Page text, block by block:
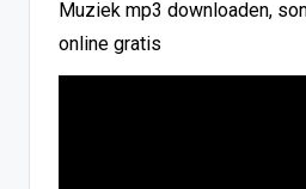
Muziek mp3 downloaden,
online gratis